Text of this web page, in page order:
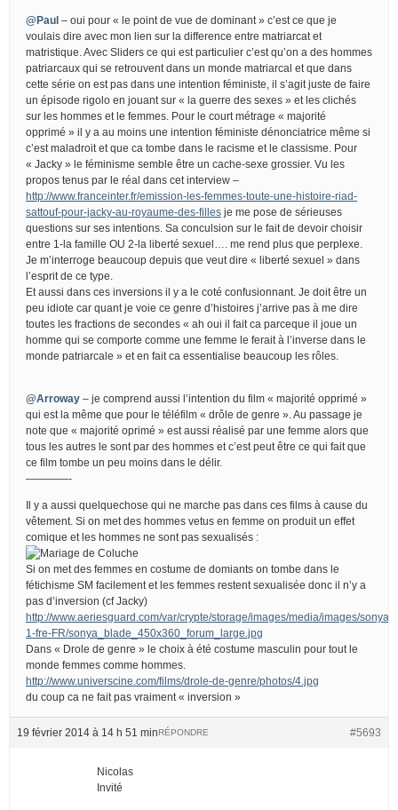
@Paul – oui pour « le point de vue de dominant » c’est ce que je
voulais dire avec mon lien sur la difference entre matriarcat et
matristique. Avec Sliders ce qui est particulier c’est qu’on a des hommes
patriarcaux qui se retrouvent dans un monde matriarcal et que dans
cette série on est pas dans une intention féministe, il s’agit juste de faire
un épisode rigolo en jouant sur « la guerre des sexes » et les clichés
sur les hommes et le femmes. Pour le court métrage « majorité
opprimé » il y a au moins une intention féministe dénonciatrice même si
c’est maladroit et que ca tombe dans le racisme et le classisme. Pour
« Jacky » le féminisme semble être un cache-sexe grossier. Vu les
propos tenus par le réal dans cet interview –
http://www.franceinter.fr/emission-les-femmes-toute-une-histoire-riad-
sattouf-pour-jacky-au-royaume-des-filles je me pose de sérieuses
questions sur ses intentions. Sa conculsion sur le fait de devoir choisir
entre 1-la famille OU 2-la liberté sexuel…. me rend plus que perplexe.
Je m’interroge beaucoup depuis que veut dire « liberté sexuel » dans
l’esprit de ce type.
Et aussi dans ces inversions il y a le coté confusionnant. Je doit être un
peu idiote car quant je voie ce genre d’histoires j’arrive pas à me dire
toutes les fractions de secondes « ah oui il fait ca parceque il joue un
homme qui se comporte comme une femme le ferait à l’inverse dans le
monde patriarcale » et en fait ca essentialise beaucoup les rôles.
@Arroway – je comprend aussi l’intention du film « majorité opprimé »
qui est la même que pour le téléfilm « drôle de genre ». Au passage je
note que « majorité oprimé » est aussi réalisé par une femme alors que
tous les autres le sont par des hommes et c’est peut être ce qui fait que
ce film tombe un peu moins dans le délir.
————-
Il y a aussi quelquechose qui ne marche pas dans ces films à cause du
vêtement. Si on met des hommes vetus en femme on produit un effet
comique et les hommes ne sont pas sexualisés :
Si on met des femmes en costume de domiants on tombe dans le
fétichisme SM facilement et les femmes restent sexualisée donc il n’y a
pas d’inversion (cf Jacky)
http://www.aeriesguard.com/var/crypte/storage/images/media/images/
1-fre-FR/sonya_blade_450x360_forum_large.jpg
Dans « Drole de genre » le choix à été costume masculin pour tout le
monde femmes comme hommes.
http://www.universcine.com/films/drole-de-genre/photos/4.jpg
du coup ca ne fait pas vraiment « inversion »
19 février 2014 à 14 h 51 min #5693
RÉPONDRE
Nicolas
Invité